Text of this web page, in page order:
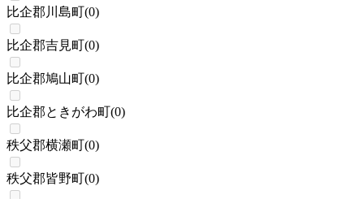
比企郡川島町(0)
比企郡吉見町(0)
比企郡鳩山町(0)
比企郡ときがわ町(0)
秩父郡横瀬町(0)
秩父郡皆野町(0)